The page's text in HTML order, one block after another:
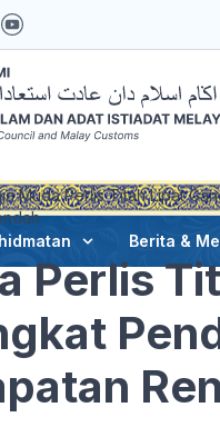
Berita &
Muda Perlis Titah Lipat
Perlis